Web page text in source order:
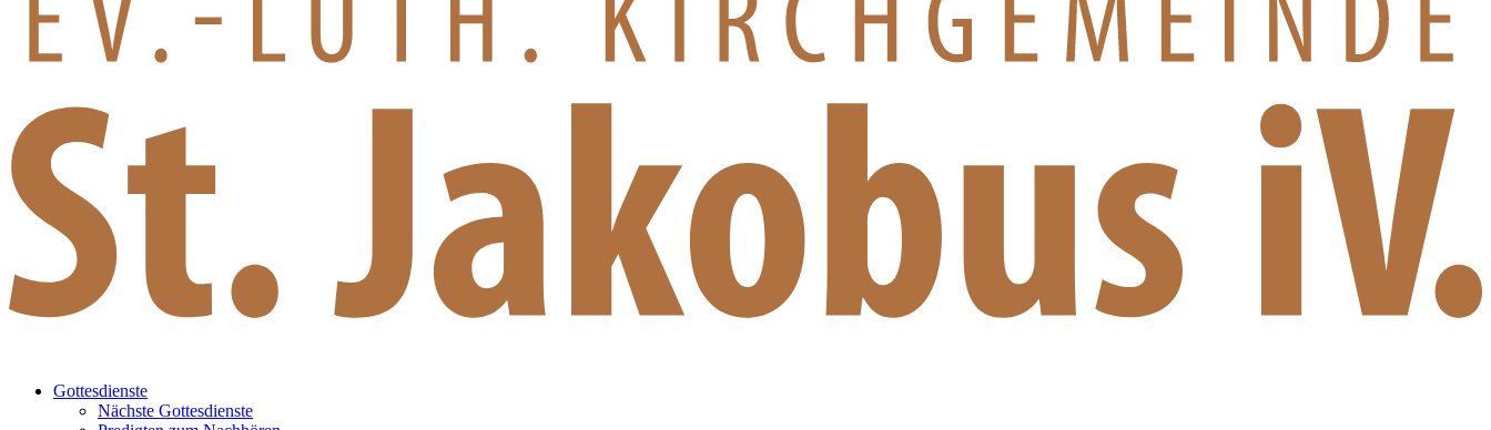
Gottesdienste
Nächste Gottesdienste